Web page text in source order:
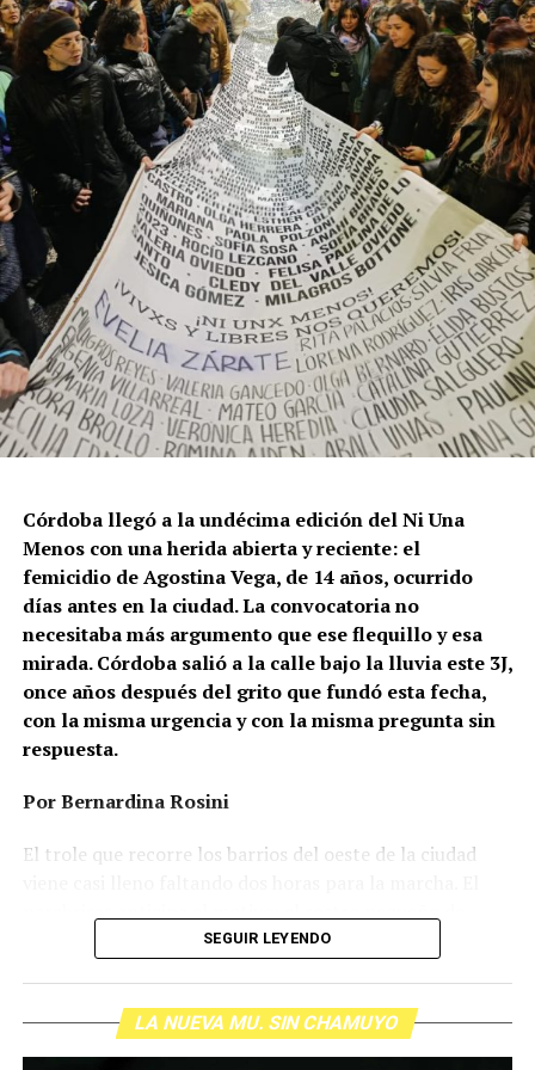
resisten otra avanzada sobre un territorio en disputa.
Por Francisco Pandolfi
Gonzalo Giles, pensador y
comunicador «disca»: Error en el
Ganar la vida: La historia de (no)
Su hijo Ciro tenía 120 veces más agrotóxicos que lo
donde se encontraron pesticidas hasta en el agua de red.
Bajo amenazas de muerte Sabrina inició una denuncia
Córdoba llegó a la undécima edición del Ni Una
Menos con una herida abierta y reciente: el
femicidio de Agostina Vega, de 14 años, ocurrido
días antes en la ciudad. La convocatoria no
necesitaba más argumento que ese flequillo y esa
mirada. Córdoba salió a la calle bajo la lluvia este 3J,
once años después del grito que fundó esta fecha,
con la misma urgencia y con la misma pregunta sin
respuesta.
Por Bernardina Rosini
El trole que recorre los barrios del oeste de la ciudad
Agostina Vega, 14 años. Era fácil intuir que será una
atiende a su gente. Los que ocupan los sillones más
mullidos de las oficinas del poder local sobrevuelan las
SEGUIR LEYENDO
LA NUEVA MU. SIN CHAMUYO